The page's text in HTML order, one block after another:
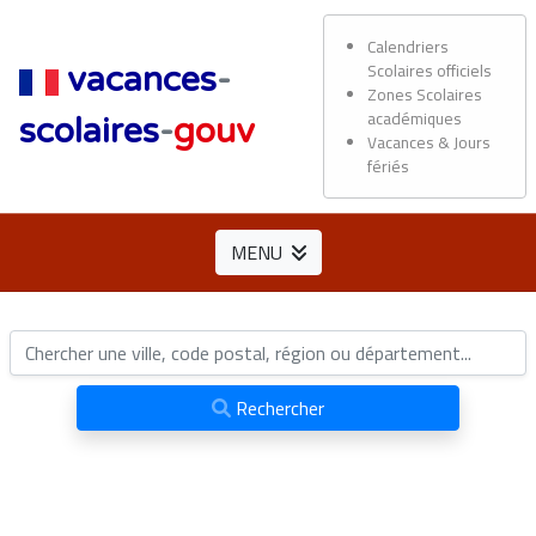
vacances-
scolaires-gouv
Calendriers
Scolaires officiels
Zones Scolaires
académiques
Vacances & Jours
fériés
MENU
Rechercher